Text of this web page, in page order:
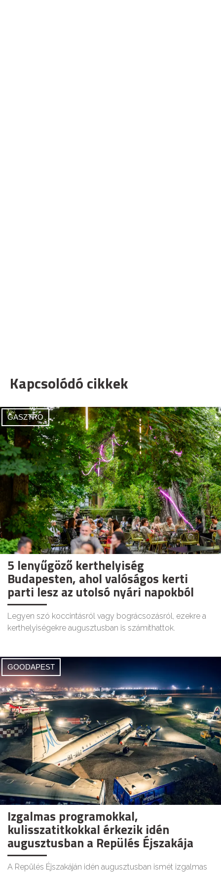
Kapcsolódó cikkek
GASZTRO
5 lenyűgöző kerthelyiség
Budapesten, ahol valóságos kerti
parti lesz az utolsó nyári napokból
Legyen szó koccintásról vagy bográcsozásról, ezekre a
kerthelyiségekre augusztusban is számíthattok.
GOODAPEST
Izgalmas programokkal,
kulisszatitkokkal érkezik idén
augusztusban a Repülés Éjszakája
A Repülés Éjszakáján idén augusztusban ismét izgalmas